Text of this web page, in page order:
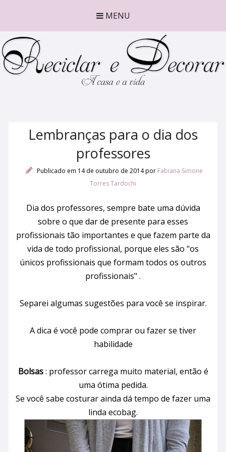
MENU
Lembranças para o dia dos
professores
Publicado em 14 de outubro de 2014por Fabiana Simone
Torres Tardochi
Dia dos professores, sempre bate uma dúvida
sobre o que dar de presente para esses
profissionais tão importantes e que fazem parte da
vida de todo profissional, porque eles são "os
únicos profissionais que formam todos os outros
profissionais" .
Separei algumas sugestões para você se inspirar.
A dica é você pode comprar ou fazer se tiver
habilidade
Bolsas: professor carrega muito material, então é
uma ótima pedida.
Se você sabe costurar ainda dá tempo de fazer uma
linda ecobag.